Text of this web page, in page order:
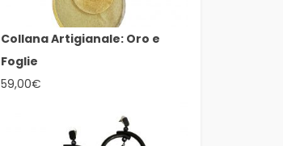
Collana Artigianale: Oro e
Foglie
59,00€